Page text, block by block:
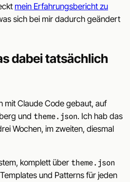
mein Erfahrungsbericht zu
sich bei mir dadurch geändert
dabei tatsächlich
mit Claude Code gebaut, auf
und theme.json. Ich hab das
Wochen, im zweiten, diesmal
komplett über theme.json
und Patterns für jeden